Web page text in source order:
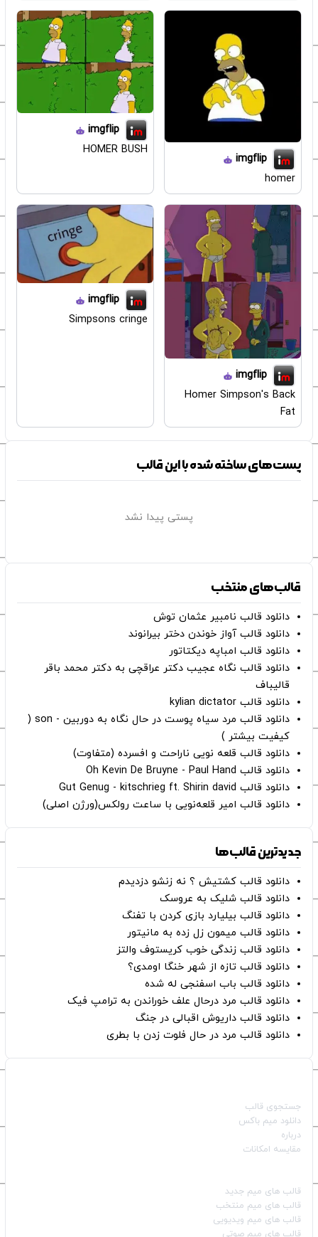
imgflip
homer
imgflip
HOMER BUSH
imgflip
Homer Simpson's Back
Fat
imgflip
Simpsons cringe
پست‌های ساخته شده با این قالب
پستی پیدا نشد
قالب‌های منتخب
دانلود قالب نامبیر عثمان ‌توش
دانلود قالب آواز خوندن دختر بیرانوند
دانلود قالب امباپه دیکتاتور
دانلود قالب نگاه عجیب دکتر عراقچی به دکتر محمد باقر
قالیباف
دانلود قالب kylian dictator
دانلود قالب مرد سیاه پوست در حال نگاه به دوربین - son (
کیفیت بیشتر )
دانلود قالب قلعه نویی ناراحت و افسرده (متفاوت)
دانلود قالب Oh Kevin De Bruyne - Paul Hand
دانلود قالب Gut Genug - kitschrieg ft. Shirin david
دانلود قالب امیر قلعه‌نویی با ساعت رولکس(ورژن اصلی)
جدیدترین قالب‌ها
دانلود قالب کشتیش ؟ نه زنشو دزدیدم
دانلود قالب شلیک به عروسک
دانلود قالب بیلیارد بازی کردن با تفنگ
دانلود قالب میمون زل زده به مانیتور
دانلود قالب زندگی خوب کریستوف والتز
دانلود قالب تازه از شهر خنگا اومدی؟
دانلود قالب باب اسفنجی له شده
دانلود قالب مرد درحال علف خوراندن به ترامپ فیک
دانلود قالب داریوش اقبالی در جنگ
دانلود قالب مرد در حال فلوت زدن با بطری
جستجوی قالب
دانلود میم باکس
درباره
مقایسه امکانات
قالب‌ های میم جدید
قالب‌ های میم منتخب
قالب‌ های میم ویدیویی
قالب‌ های میم صوتی